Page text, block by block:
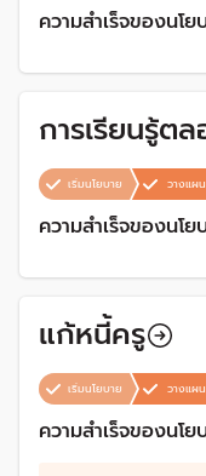
ความสำเร็จของนโย
การเรียนรู้ต
เริ่มนโยบาย วางแผน
ความสำเร็จของนโย
แก้หนี้ครู
เริ่มนโยบาย วางแผน
ความสำเร็จของนโย